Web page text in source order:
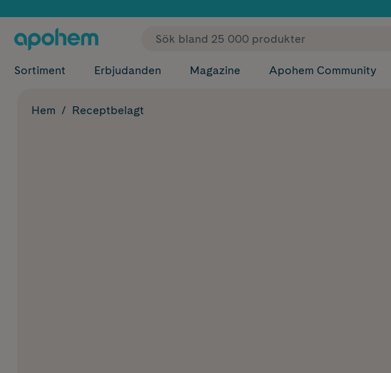
✓ Fri frakt
Sortiment Erbjudanden Magazine Apohem Community
Hem Receptbelagt